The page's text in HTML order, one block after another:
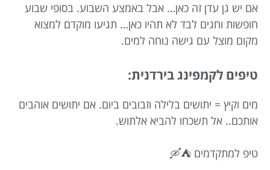
אם יש גן עדן זה כאן… אבל באמצע השבוע. בסופי שבוע
חופשות וחגים לבד לא תהיו כאן… תגיעו מוקדם למצוא
מקום מוצל עם גישה נוחה למים.
טיפים לקמפינג בירדנית:
מים וקיץ = יתושים בלילה וזבובים ביום. אם יתושים אוהבים
אותכם.. אל תשכחו להביא אלתוש.
טיפ למתקדמים ⛺🛶